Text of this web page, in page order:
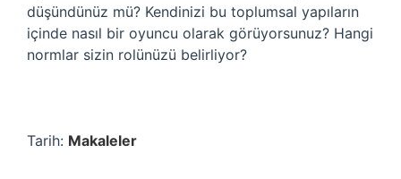
düşündünüz mü? Kendinizi bu toplumsal yapıların
içinde nasıl bir oyuncu olarak görüyorsunuz? Hangi
normlar sizin rolünüzü belirliyor?
Tarih: Makaleler